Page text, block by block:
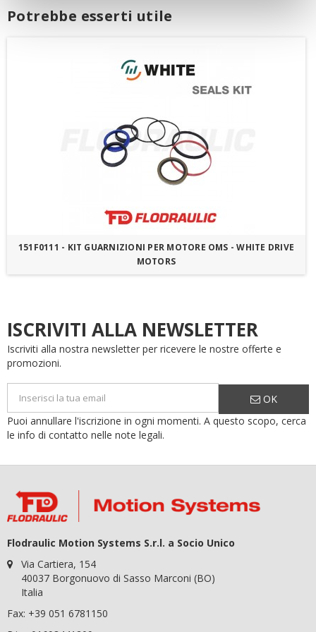
Potrebbe esserti utile
151F0111 - KIT GUARNIZIONI PER MOTORE OMS - WHITE DRIVE
MOTORS
ISCRIVITI ALLA NEWSLETTER
Iscriviti alla nostra newsletter per ricevere le nostre offerte e
promozioni.
OK
Puoi annullare l'iscrizione in ogni momenti. A questo scopo, cerca
le info di contatto nelle note legali.
Flodraulic Motion Systems S.r.l. a Socio Unico
Via Cartiera, 154
40037 Borgonuovo di Sasso Marconi (BO)
Italia
Fax: +39 051 6781150